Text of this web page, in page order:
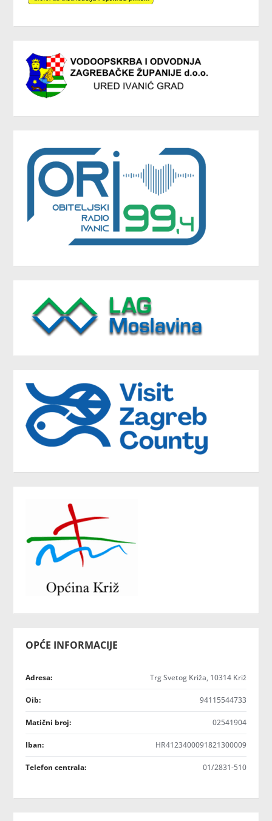
OPĆE INFORMACIJE
Adresa: Trg Svetog Križa, 10314 Križ
Oib: 94115544733
Matični broj: 02541904
Iban: HR4123400091821300009
Telefon centrala: 01/2831-510